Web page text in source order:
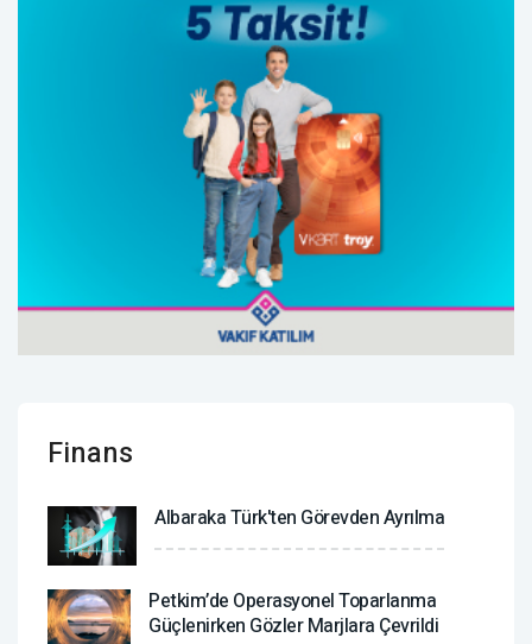
Finans
Albaraka Türk'ten Görevden Ayrılma
Petkim’de Operasyonel Toparlanma
Güçlenirken Gözler Marjlara Çevrildi